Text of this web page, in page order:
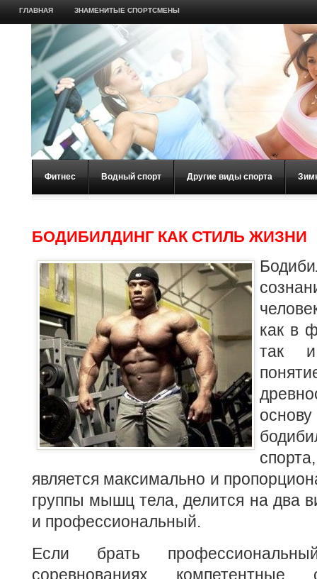
ГЛАВНАЯ ЗНАМЕНИТЫЕ СПОРТСМЕНЫ
Фитнес Водный спорт Другие виды спорта
БОДИБИЛДИНГ КАК СТИЛЬ ЖИЗНИ
как в
так
является максимально и
группы мышц тела, делится на два
и профессиональный.
Если брать
соревнованиях компетентные